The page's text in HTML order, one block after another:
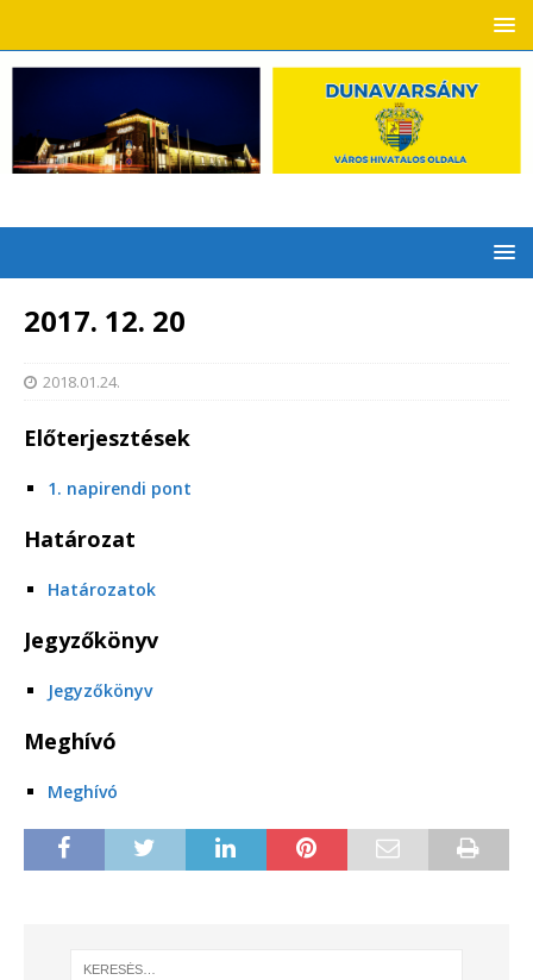
2017. 12. 20
2018.01.24.
Előterjesztések
1. napirendi pont
Határozat
Határozatok
Jegyzőkönyv
Jegyzőkönyv
Meghívó
Meghívó